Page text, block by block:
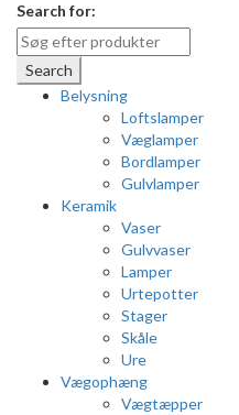
Search for:
Search
Belysning
Loftslamper
Væglamper
Bordlamper
Gulvlamper
Keramik
Vaser
Gulvvaser
Lamper
Urtepotter
Stager
Skåle
Ure
Vægophæng
Vægtæpper